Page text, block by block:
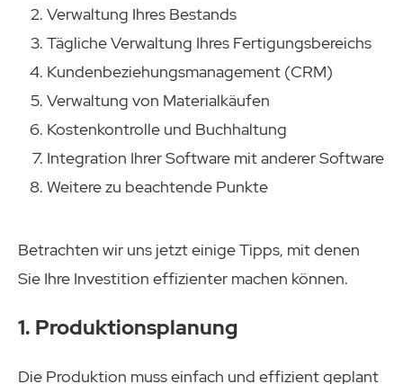
Verwaltung Ihres Bestands
Tägliche Verwaltung Ihres Fertigungsbereichs
Kundenbeziehungsmanagement (CRM)
Verwaltung von Materialkäufen
Kostenkontrolle und Buchhaltung
Integration Ihrer Software mit anderer Software
Weitere zu beachtende Punkte
Betrachten wir uns jetzt einige Tipps, mit denen
Sie Ihre Investition effizienter machen können.
1. Produktionsplanung
Die Produktion muss einfach und effizient geplant